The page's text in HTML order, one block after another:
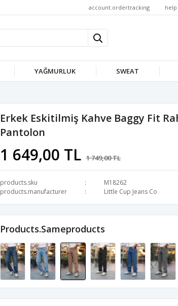
account.ordertracking help
YAĞMURLUK SWEAT
Erkek Eskitilmiş Kahve Baggy Fit
Pantolon
1 649,00 TL 1 749,00 TL
products.sku
M18262
products.manufacturer
Little Cup Jeans Co
Products.sameproducts